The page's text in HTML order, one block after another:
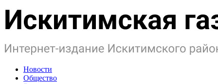
Новости
Общество